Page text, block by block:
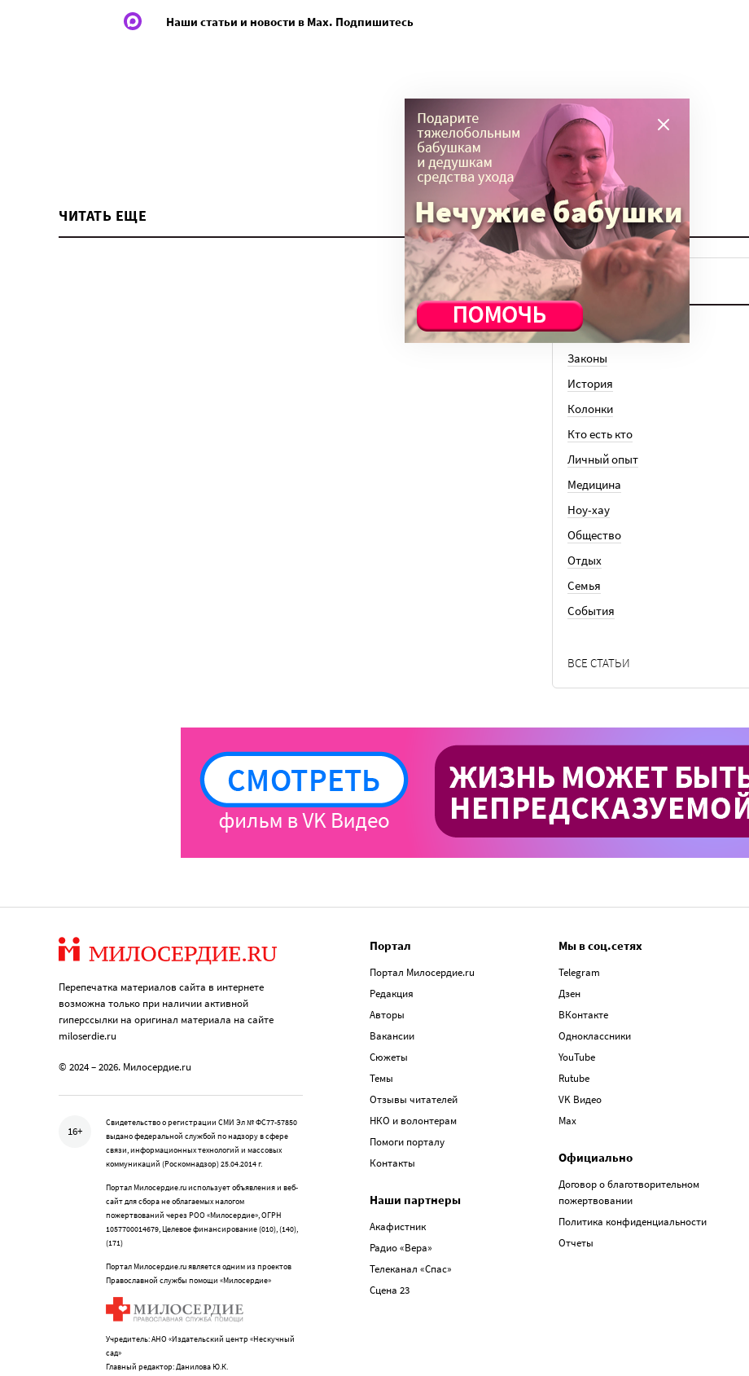
Наши статьи и новости в Max. Подпишитесь
ЧИТАТЬ ЕЩЕ
ТЕМЫ
Вера
Законы
История
Колонки
Кто есть кто
Личный опыт
Медицина
Ноу-хау
Общество
Отдых
Семья
События
ВСЕ СТАТЬИ
Перепечатка материалов сайта в интернете
возможна только при наличии активной
гиперссылки на оригинал материала на сайте
miloserdie.ru
© 2024 – 2026. Милосердие.ru
16+
Свидетельство о регистрации СМИ Эл № ФС77-57850
выдано федеральной службой по надзору в сфере
связи, информационных технологий и массовых
коммуникаций (Роскомнадзор) 25.04.2014 г.
Портал Милосердие.ru использует объявления и веб-
сайт для сбора не облагаемых налогом
пожертвований через РОО «Милосердие», ОГРН
1057700014679, Целевое финансирование (010), (140),
(171)
Портал Милосердие.ru является одним из проектов
Православной службы помощи «Милосердие»
Учредитель: АНО «Издательский центр «Нескучный
сад»
Главный редактор: Данилова Ю.К.
Портал
Портал Милосердие.ru
Редакция
Авторы
Вакансии
Сюжеты
Темы
Отзывы читателей
НКО и волонтерам
Помоги порталу
Контакты
Наши партнеры
Акафистник
Радио «Вера»
Телеканал «Спас»
Сцена 23
Мы в соц.сетях
Telegram
Дзен
ВКонтакте
Одноклассники
YouTube
Rutube
VK Видео
Max
Официально
Договор о благотворительном
пожертвовании
Политика конфиденциальности
Отчеты